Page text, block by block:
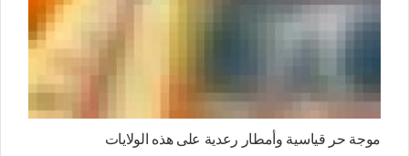
موجة حر قياسية وأمطار رعدية على هذه الولايات